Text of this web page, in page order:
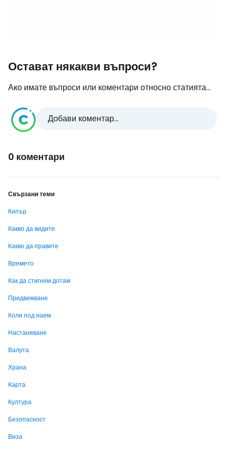
Остават някакви въпроси?
Ако имате въпроси или коментари относно статията...
Добави коментар...
0 коментари
Свързани теми
Кипър
Какво да видите
Какво да правите
Времето
Как да стигнем дотам
Придвижване
Коли под наем
Настаняване
Валута
Храна
Карта
Култура
Безопасност
Виза